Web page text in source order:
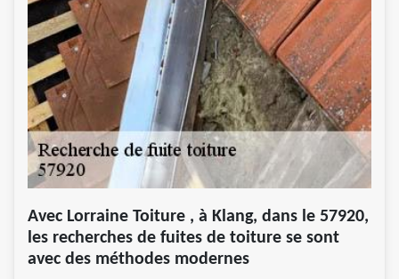
Avec Lorraine Toiture , à Klang, dans le 57920,
les recherches de fuites de toiture se sont
avec des méthodes modernes